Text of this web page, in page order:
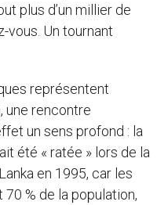
plus d’un millier de
vous. Un tournant
représentent
une rencontre
un sens profond : la
été « ratée » lors de la
en 1995, car les
% de la population,